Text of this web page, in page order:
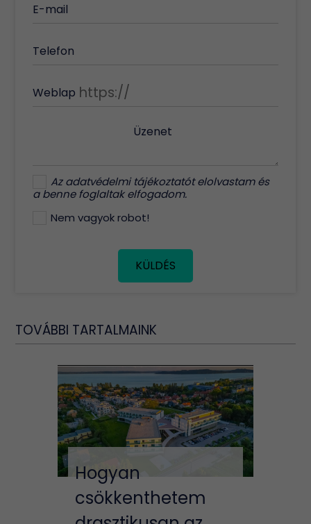
E-mail
Telefon
Weblap
Üzenet
Azadatvédelmi tájékoztatótelolvastam és
a benne foglaltak elfogadom.
Nem vagyok robot!
KÜLDÉS
TOVÁBBI TARTALMAINK
Hogyan
csökkenthetem